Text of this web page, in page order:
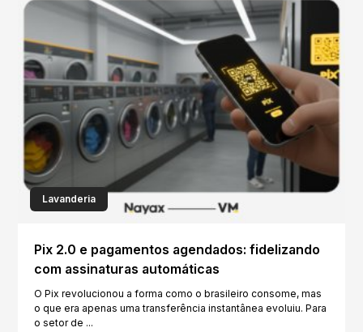
Lavanderia
Pix 2.0 e pagamentos agendados: fidelizando
com assinaturas automáticas
O Pix revolucionou a forma como o brasileiro consome, mas
o que era apenas uma transferência instantânea evoluiu. Para
o setor de ...